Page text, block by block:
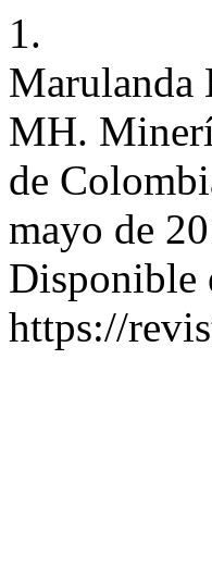
1.
Marulanda
MH.
de
mayo de
Disponible
https://